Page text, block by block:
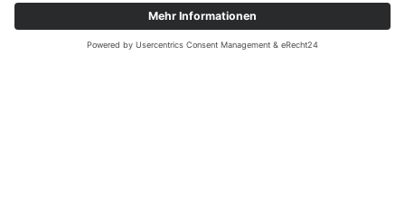
Warum ist Sicherheitstechnik für KMU wichtig?